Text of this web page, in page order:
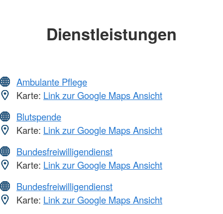
Dienstleistungen
Ambulante Pflege
Karte: Link zur Google Maps Ansicht
Blutspende
Karte: Link zur Google Maps Ansicht
Bundesfreiwilligendienst
Karte: Link zur Google Maps Ansicht
Bundesfreiwilligendienst
Karte: Link zur Google Maps Ansicht